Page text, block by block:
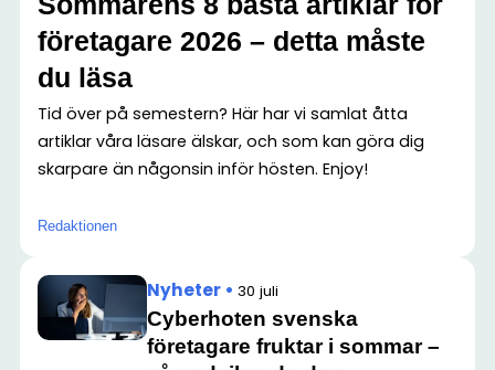
företagare 2026 – detta måste
du läsa
Tid över på semestern? Här har vi samlat åtta
artiklar våra läsare älskar, och som kan göra dig
skarpare än någonsin inför hösten. Enjoy!
Redaktionen
Nyheter • 30 juli
Cyberhoten svenska
företagare fruktar i sommar –